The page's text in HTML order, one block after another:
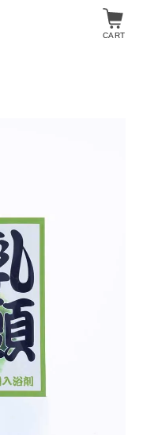
ログイン
よくあるご質問
メルマガ登録
CART